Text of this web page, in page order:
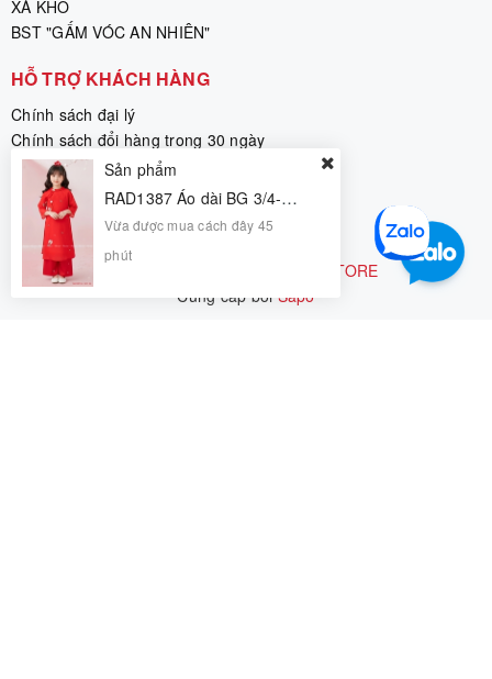
XẢ KHO
BST "GẤM VÓC AN NHIÊN"
HỖ TRỢ KHÁCH HÀNG
Chính sách đại lý
Chính sách đổi hàng trong 30 ngày
Giao hàng & phí giao hàng
CÁCH ĐẶT HÀNG TRÊN WEBSITE
RIOMIO STORE
|
Cung cấp bởi Sapo
Sản phẩm
RAD1387 Áo dài BG 3/4-10/11 R8
Vừa được mua cách đây 45
phút